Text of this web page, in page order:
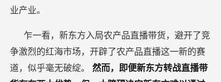
业产业。
乍一看，新东方入局农产品直播带货，避开了竞
争激烈的红海市场，开辟了农产品直播这一新的赛
道，似乎毫无破绽。 然而，即便新东方转战直播带